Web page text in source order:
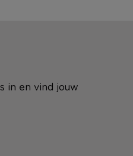
in en vind jouw